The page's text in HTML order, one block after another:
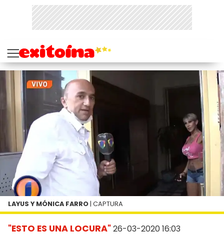
"ESTO ES UNA LOCURA"26-03-2020 16:03
LAYUS Y MÓNICA FARRO | CAPTURA